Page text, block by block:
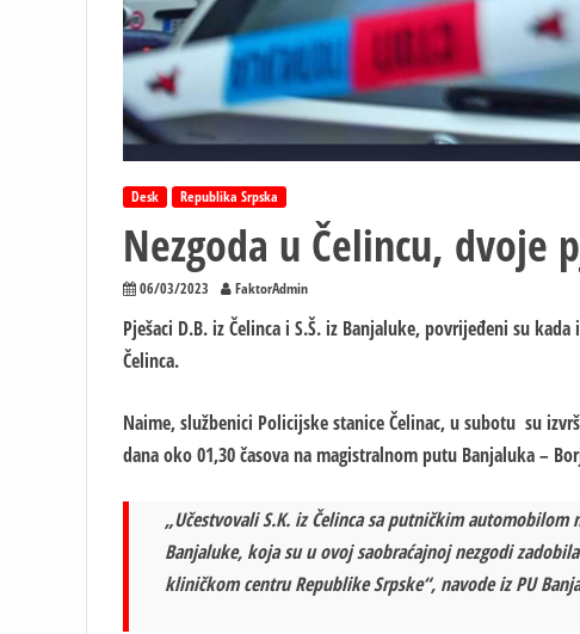
Desk Republika Srpska
Nezgoda u Čelincu, dvoje
06/03/2023 FaktorAdmin
Pješaci D.B. iz Čelinca i S.Š. iz Banjaluke, povrijeđeni su
Čelinca.
Naime, službenici Policijske stanice Čelinac, u subotu su
dana oko 01,30 časova na magistralnom putu Banjaluka –
„Učestvovali S.K. iz Čelinca sa putničkim automobilom
Banjaluke, koja su u ovoj saobraćajnoj nezgodi
kliničkom centru Republike Srpske“, navode iz PU